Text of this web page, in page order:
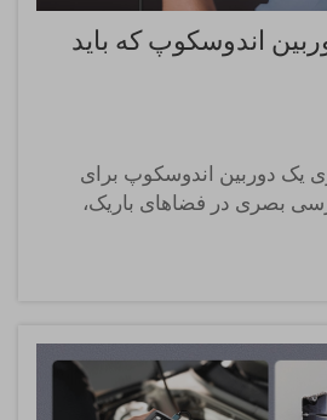
اندوسکوپ که باید
یک دوربین اندوسکوپ برای
بصری در فضاهای باریک،
دست‌نیافتنی به آن متکی
آیا در تشخیص معایب خودرو،
مطبوع و تهویه مطبوع و...